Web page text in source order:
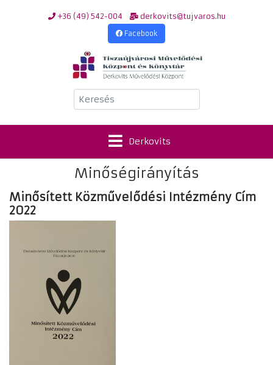
+36 (49) 542-004 derkovits@tujvaros.hu
Facebook
Keresés
Derkovits
Minőségirányítás
Minősített Közművelődési Intézmény Cím
2022